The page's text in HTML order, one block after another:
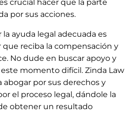
crucial hacer que la parte
por sus acciones.
ayuda legal adecuada es
que reciba la compensación y
No dude en buscar apoyo y
momento difícil. Zinda Law
abogar por sus derechos y
el proceso legal, dándole la
obtener un resultado